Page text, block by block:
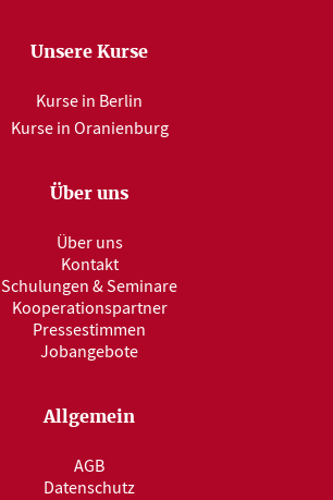
Unsere Kurse
Kurse in Berlin
Kurse in Oranienburg
Über uns
Über uns
Kontakt
Schulungen & Seminare
Kooperationspartner
Pressestimmen
Jobangebote
Allgemein
AGB
Datenschutz